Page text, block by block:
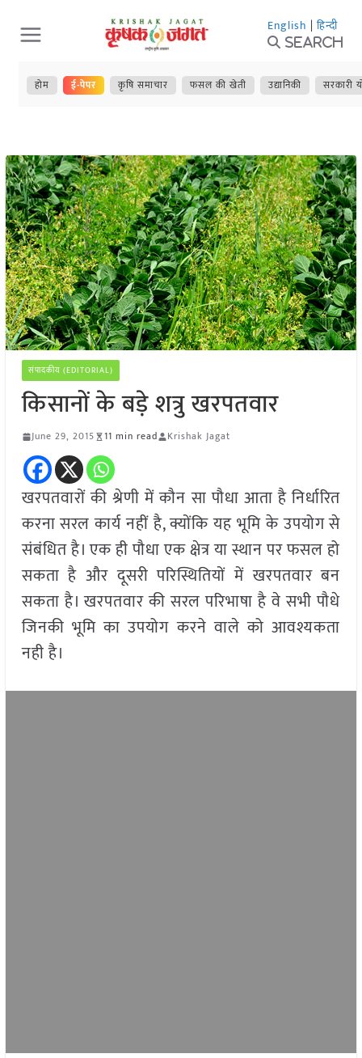
Skip
to
content
English | हिन्दी
Search
होम ई-पेपर कृषि समाचार फसल की खेती उद्यानिकी सरकारी
संपादकीय (EDITORIAL)
किसानों के बड़े शत्रु खरपतवार
June 29, 2015 11 min read Krishak Jagat
खरपतवारों की श्रेणी में कौन सा पौधा आता है निर्धारित
करना सरल कार्य नहीं है, क्योंकि यह भूमि के उपयोग से
संबंधित है। एक ही पौधा एक क्षेत्र या स्थान पर फसल हो
सकता है और दूसरी परिस्थितियों में खरपतवार बन
सकता है। खरपतवार की सरल परिभाषा है वे सभी पौधे
जिनकी भूमि का उपयोग करने वाले को आवश्यकता
नही है।